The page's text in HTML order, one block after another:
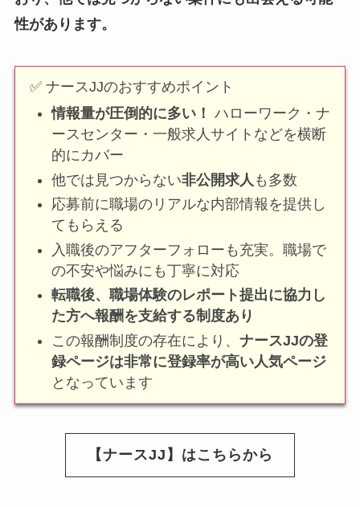
性があります。
✅ ナースJJのおすすめポイント
情報量が圧倒的に多い！ ハローワーク・ナ
ースセンター・一般求人サイトなどを横断
的にカバー
他では見つからない非公開求人 も多数
応募前に職場のリアルな内部情報を提供し
てもらえる
入職後のアフターフォローも充実。職場で
の不安や悩みにも丁寧に対応
転職後、職場体験のレポート提出に協力し
た方へ報酬を支給する制度あり
この報酬制度の存在により、 ナースJJの登
録ページは非常に登録率が高い人気ページ
となっています
【ナースJJ】はこちらから